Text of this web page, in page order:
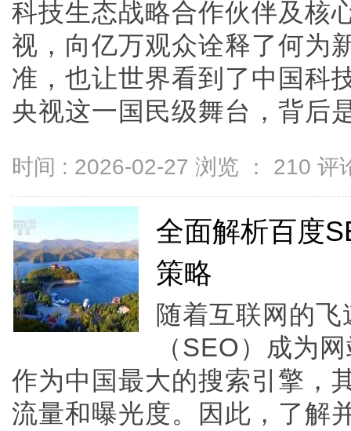
科技生态战略合作伙伴及核
视，向亿万观众诠释了何为
准，也让世界看到了中国科
央视这一国民级舞台，背后
时间 : 2026-02-27 浏览 ： 210 评
全面解析百度
策略
随着互联网的
（SEO）成为
作为中国最大的搜索引擎，
流量和曝光度。因此，了解